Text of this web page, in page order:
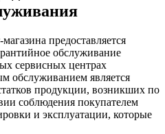
предоставляется
обслуживание
сервисных центрах
обслуживанием является
продукции, возникших по
соблюдения покупателем
и эксплуатации, которые